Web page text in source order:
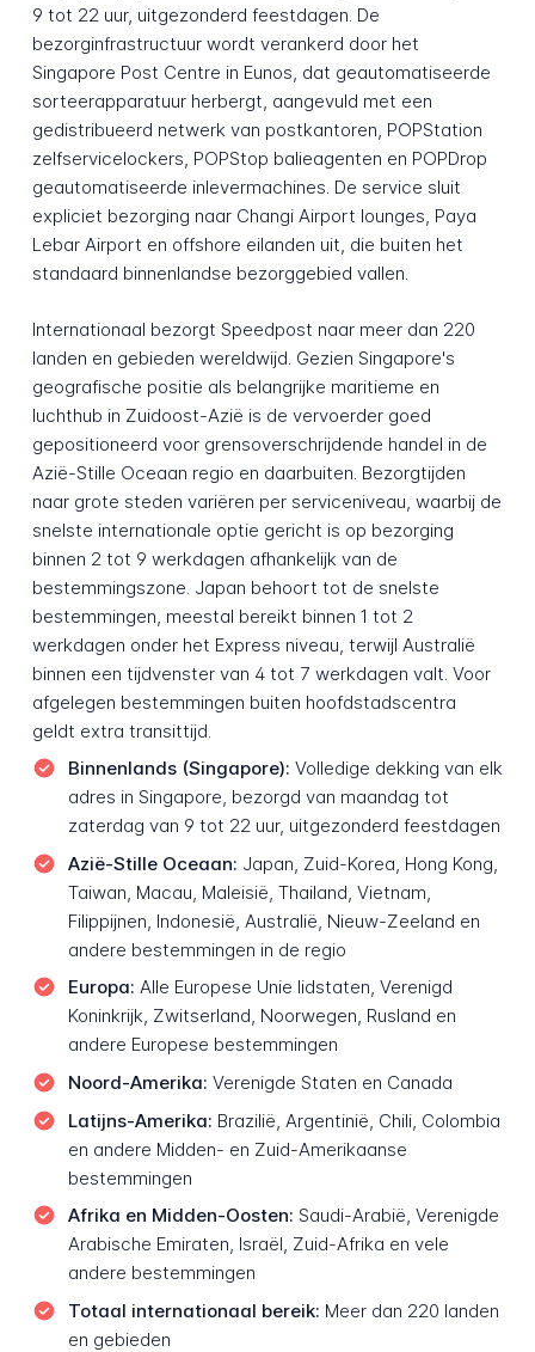
9 tot 22 uur, uitgezonderd feestdagen. De
bezorginfrastructuur wordt verankerd door het
Singapore Post Centre in Eunos, dat geautomatiseerde
sorteerapparatuur herbergt, aangevuld met een
gedistribueerd netwerk van postkantoren, POPStation
zelfservicelockers, POPStop balieagenten en POPDrop
geautomatiseerde inlevermachines. De service sluit
expliciet bezorging naar Changi Airport lounges, Paya
Lebar Airport en offshore eilanden uit, die buiten het
standaard binnenlandse bezorggebied vallen.
Internationaal bezorgt Speedpost naar meer dan 220
landen en gebieden wereldwijd. Gezien Singapore's
geografische positie als belangrijke maritieme en
luchthub in Zuidoost-Azië is de vervoerder goed
gepositioneerd voor grensoverschrijdende handel in de
Azië-Stille Oceaan regio en daarbuiten. Bezorgtijden
naar grote steden variëren per serviceniveau, waarbij de
snelste internationale optie gericht is op bezorging
binnen 2 tot 9 werkdagen afhankelijk van de
bestemmingszone. Japan behoort tot de snelste
bestemmingen, meestal bereikt binnen 1 tot 2
werkdagen onder het Express niveau, terwijl Australië
binnen een tijdvenster van 4 tot 7 werkdagen valt. Voor
afgelegen bestemmingen buiten hoofdstadscentra
geldt extra transittijd.
Binnenlands (Singapore): Volledige dekking van elk
adres in Singapore, bezorgd van maandag tot
zaterdag van 9 tot 22 uur, uitgezonderd feestdagen
Azië-Stille Oceaan: Japan, Zuid-Korea, Hong Kong,
Taiwan, Macau, Maleisië, Thailand, Vietnam,
Filippijnen, Indonesië, Australië, Nieuw-Zeeland en
andere bestemmingen in de regio
Europa: Alle Europese Unie lidstaten, Verenigd
Koninkrijk, Zwitserland, Noorwegen, Rusland en
andere Europese bestemmingen
Noord-Amerika: Verenigde Staten en Canada
Latijns-Amerika: Brazilië, Argentinië, Chili, Colombia
en andere Midden- en Zuid-Amerikaanse
bestemmingen
Afrika en Midden-Oosten: Saudi-Arabië, Verenigde
Arabische Emiraten, Israël, Zuid-Afrika en vele
andere bestemmingen
Totaal internationaal bereik: Meer dan 220 landen
en gebieden